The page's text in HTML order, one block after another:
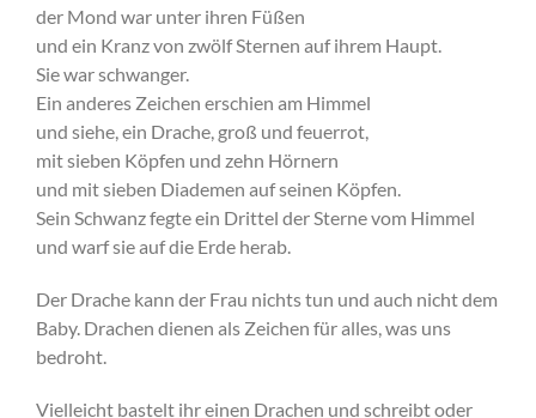
der Mond war unter ihren Füßen
und ein Kranz von zwölf Sternen auf ihrem Haupt.
Sie war schwanger.
Ein anderes Zeichen erschien am Himmel
und siehe, ein Drache, groß und feuerrot,
mit sieben Köpfen und zehn Hörnern
und mit sieben Diademen auf seinen Köpfen.
Sein Schwanz fegte ein Drittel der Sterne vom Himmel
und warf sie auf die Erde herab.
Der Drache kann der Frau nichts tun und auch nicht dem
Baby. Drachen dienen als Zeichen für alles, was uns
bedroht.
Vielleicht bastelt ihr einen Drachen und schreibt oder